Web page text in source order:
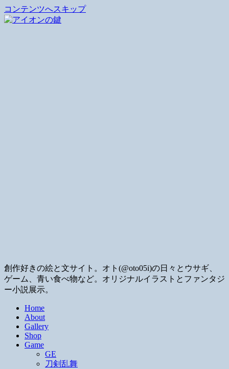
コンテンツへスキップ
創作好きの絵と文サイト。オト(@oto05i)の日々とウサギ、
ゲーム、青い食べ物など。オリジナルイラストとファンタジ
ー小説展示。
Home
About
Gallery
Shop
Game
GE
刀剣乱舞